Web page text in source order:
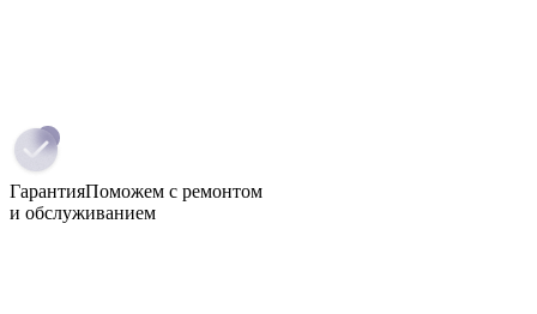
ГарантияПоможем с ремонтом
и обслуживанием